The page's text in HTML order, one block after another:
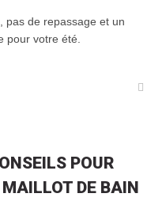
pas de repassage et un
pour votre été.
POUR
MAILLOT DE BAIN